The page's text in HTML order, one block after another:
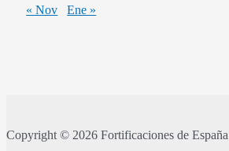
« Nov
Ene »
Copyright © 2026 Fortificaciones de España